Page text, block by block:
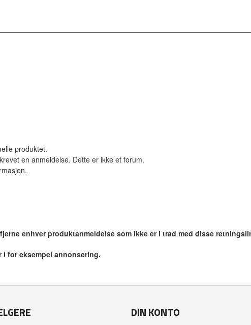
produktet.
en anmeldelse. Dette er ikke et forum.
enhver produktanmeldelse som ikke er i tråd med disse
for eksempel annonsering.
DIN KONTO